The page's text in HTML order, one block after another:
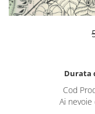
Durata
Cod
Ai nevoie